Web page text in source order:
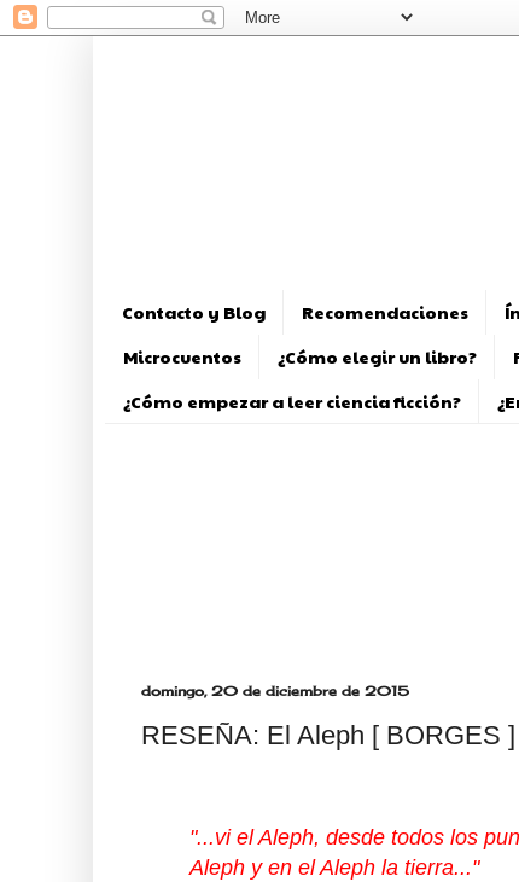
Contacto y Blog Recomendaciones
Microcuentos
¿Cómo elegir un libro?
¿Cómo empezar a leer ciencia ficción?
domingo, 20 de diciembre de 2015
RESEÑA: El Aleph [ BORGES ]
"...vi el Aleph, desde todos los
Aleph y en el Aleph la tierra..."